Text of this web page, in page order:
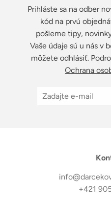
Prihláste sa na odber
kód na prvú
pošleme tipy,
Vaše údaje sú u nás v
môžete odhlásiť.
Ochrana
+421